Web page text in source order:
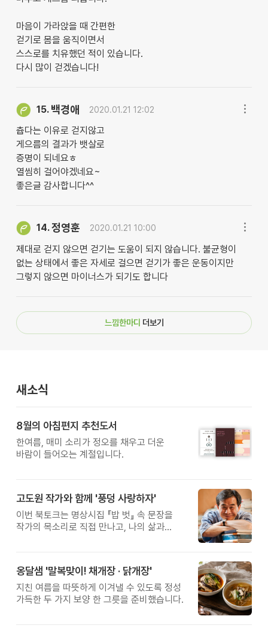
마음이 가라앉을 때 간편한
걷기로 몸을 움직이면서
스스로를 치유했던 적이 있습니다.
다시 많이 걷겠습니다!
15. 백경애 2020.01.21 12:02
츕다는 이유로 걷지않고
게으름의 결과가 뱃살로
증명이 되네요ㅎ
열씸히 걸어야겠네요~
좋은글 감사합니다^^
14.정영훈 2020.01.21 10:00
제대로 걷지 않으면 걷기는 도움이 되지 않습니다. 불균형이
없는 상태에서 좋은 자세로 걸으면 걷기가 좋은 운동이지만
그렇지 않으면 마이너스가 되기도 합니다
느낌한마디 더보기
새소식
8월의 아침편지 추천도서
한여름, 매미 소리가 정오를 채우고 더운
바람이 들어오는 계절입니다.
고도원 작가와 함께 '풍덩 사랑하자'
이번 북토크는 명상시집 『밥 벗』 속 문장을
작가의 목소리로 직접 만나고, 나의 삶과
옹달샘 '말복맞이! 채개장 · 닭개장'
지친 여름을 따뜻하게 이겨낼 수 있도록 정성
가득한 두 가지 보양 한 그릇을 준비했습니다.